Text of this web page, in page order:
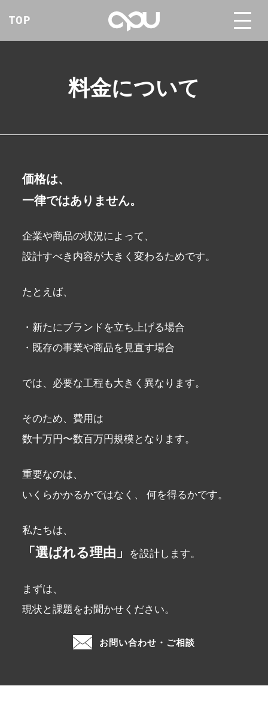
TOP
料金について
価格は、
一律ではありません。
企業や商品の状況によって、
設計すべき内容が大きく変わるためです。
たとえば、
・新たにブランドを立ち上げる場合
・既存の事業や商品を見直す場合
では、必要な工程も大きく異なります。
そのため、費用は
数十万円〜数百万円規模となります。
重要なのは、
いくらかかるかではなく、 何を得るかです。
私たちは、
「選ばれる理由」 を設計します。
まずは、
現状と課題をお聞かせください。
お問い合わせ・ご相談